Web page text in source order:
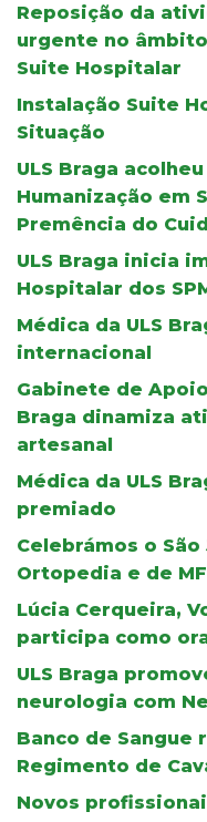
Reposição da
urgente no
Suite Hospitalar
Instalação Suite
Situação
ULS Braga
Humanização em
Premência do
ULS Braga inicia
Hospitalar dos
Médica da ULS
internacional
Gabinete de
Braga dinamiza
artesanal
Médica da ULS
premiado
Celebrámos o
Ortopedia e de
Lúcia Cerqueira,
participa como
ULS Braga
neurologia com
Banco de
Regimento de
Novos